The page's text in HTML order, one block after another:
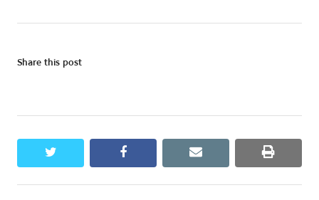
Share this post
twitter facebook email print